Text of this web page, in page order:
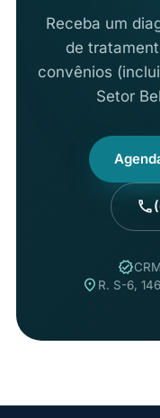
Receba um
de
convênios
Setor
call
verified
place R. S-6,